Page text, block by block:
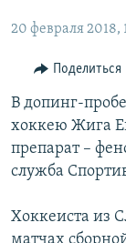
главной
навигации
Вернутся
поиску
11 ЛЕТ
ЕЩЕ
ИНТЕРАКТИВ
ИНФОГРАФИКА
ТЕЛЕПРОЕКТ
СОВЕТЫ
ПОБЕДИТЕЛЕЙ
РАДІО СВОБОДА
КАК ОБОЙТИ
Українською
Qırımtatar
20 февраля 2018,
Поделиться
В допинг-
хоккею Жига
препарат –
служба
Хоккеиста из